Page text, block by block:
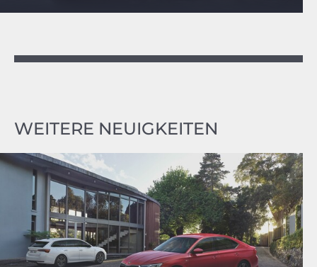
WEITERE NEUIGKEITEN